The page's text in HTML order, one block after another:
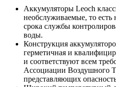
Аккумуляторы Leoch
необслуживаемые, то есть
срока службы
воды.
Конструкция
герметичная и
и соответствуют всем
Ассоциации Воздушного
представляющих